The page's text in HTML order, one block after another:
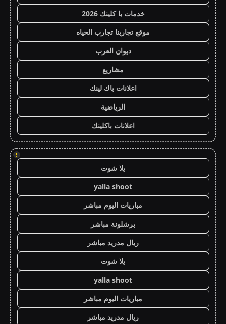
خدمات با كلينك 2026
موقع تجاربنا تجارب الحياه
ديوان العرب
مشاريع
اعلانات باك لينك
الرياضية
اعلانات باكلينك
!
يلا شوت
yalla shoot
مباريات اليوم مباشر
برشلونة مباشر
ريال مدريد مباشر
يلا شوت
yalla shoot
مباريات اليوم مباشر
ريال مدريد مباشر